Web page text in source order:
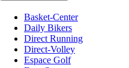
Basket-Center
Daily Bikers
Direct Running
Direct-Volley
Espace Golf